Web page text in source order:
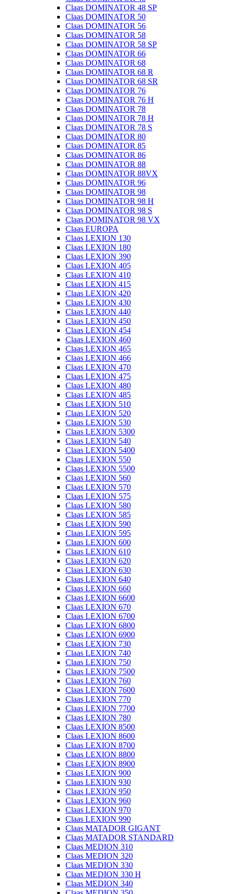
Claas DOMINATOR 48 SP
Claas DOMINATOR 50
Claas DOMINATOR 56
Claas DOMINATOR 58
Claas DOMINATOR 58 SP
Claas DOMINATOR 66
Claas DOMINATOR 68
Claas DOMINATOR 68 R
Claas DOMINATOR 68 SR
Claas DOMINATOR 76
Claas DOMINATOR 76 H
Claas DOMINATOR 78
Claas DOMINATOR 78 H
Claas DOMINATOR 78 S
Claas DOMINATOR 80
Claas DOMINATOR 85
Claas DOMINATOR 86
Claas DOMINATOR 88
Claas DOMINATOR 88VX
Claas DOMINATOR 96
Claas DOMINATOR 98
Claas DOMINATOR 98 H
Claas DOMINATOR 98 S
Claas DOMINATOR 98 VX
Claas EUROPA
Claas LEXION 130
Claas LEXION 180
Claas LEXION 390
Claas LEXION 405
Claas LEXION 410
Claas LEXION 415
Claas LEXION 420
Claas LEXION 430
Claas LEXION 440
Claas LEXION 450
Claas LEXION 454
Claas LEXION 460
Claas LEXION 465
Claas LEXION 466
Claas LEXION 470
Claas LEXION 475
Claas LEXION 480
Claas LEXION 485
Claas LEXION 510
Claas LEXION 520
Claas LEXION 530
Claas LEXION 5300
Claas LEXION 540
Claas LEXION 5400
Claas LEXION 550
Claas LEXION 5500
Claas LEXION 560
Claas LEXION 570
Claas LEXION 575
Claas LEXION 580
Claas LEXION 585
Claas LEXION 590
Claas LEXION 595
Claas LEXION 600
Claas LEXION 610
Claas LEXION 620
Claas LEXION 630
Claas LEXION 640
Claas LEXION 660
Claas LEXION 6600
Claas LEXION 670
Claas LEXION 6700
Claas LEXION 6800
Claas LEXION 6900
Claas LEXION 730
Claas LEXION 740
Claas LEXION 750
Claas LEXION 7500
Claas LEXION 760
Claas LEXION 7600
Claas LEXION 770
Claas LEXION 7700
Claas LEXION 780
Claas LEXION 8500
Claas LEXION 8600
Claas LEXION 8700
Claas LEXION 8800
Claas LEXION 8900
Claas LEXION 900
Claas LEXION 930
Claas LEXION 950
Claas LEXION 960
Claas LEXION 970
Claas LEXION 990
Claas MATADOR GIGANT
Claas MATADOR STANDARD
Claas MEDION 310
Claas MEDION 320
Claas MEDION 330
Claas MEDION 330 H
Claas MEDION 340